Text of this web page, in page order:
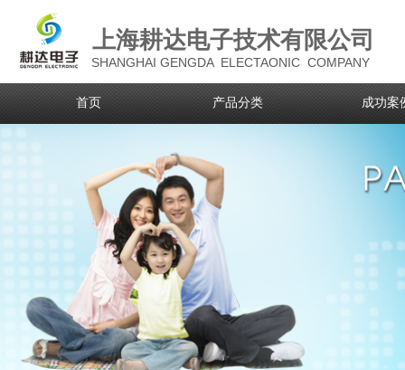
上海耕达电子技术有限公司
SHANGHAI GENGDA ELECTAONIC COMPANY
首页 产品分类 成功案